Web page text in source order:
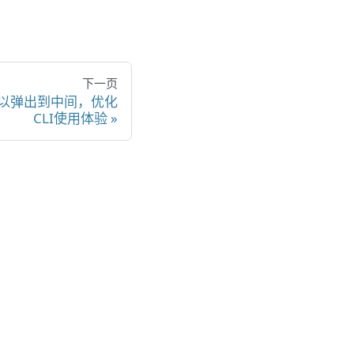
下一页
弹出到中间，优化
CLI使用体验